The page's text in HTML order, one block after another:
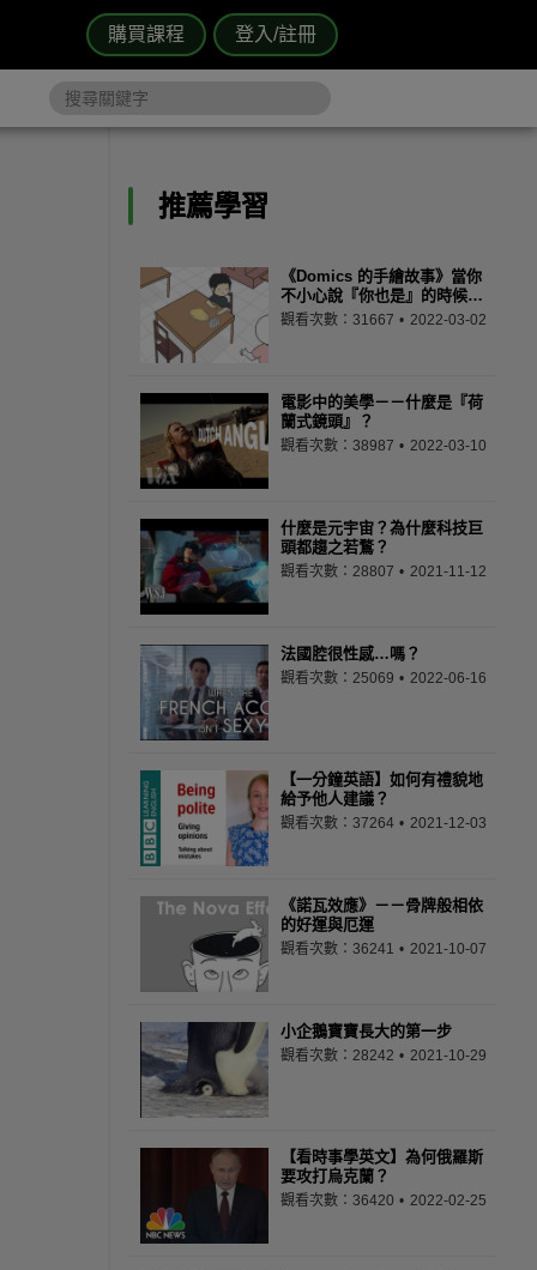
購買課程 登入/註冊
推薦學習
《Domics 的手繪故事》當你
不小心說『你也是』的時候…
觀看次數：31667 2022-03-02
電影中的美學－－什麼是『荷
蘭式鏡頭』？
觀看次數：38987 2022-03-10
什麼是元宇宙？為什麼科技巨
頭都趨之若鶩？
觀看次數：28807 2021-11-12
法國腔很性感…嗎？
觀看次數：25069 2022-06-16
【一分鐘英語】如何有禮貌地
給予他人建議？
觀看次數：37264 2021-12-03
《諾瓦效應》－－骨牌般相依
的好運與厄運
觀看次數：36241 2021-10-07
小企鵝寶寶長大的第一步
觀看次數：28242 2021-10-29
【看時事學英文】為何俄羅斯
要攻打烏克蘭？
觀看次數：36420 2022-02-25